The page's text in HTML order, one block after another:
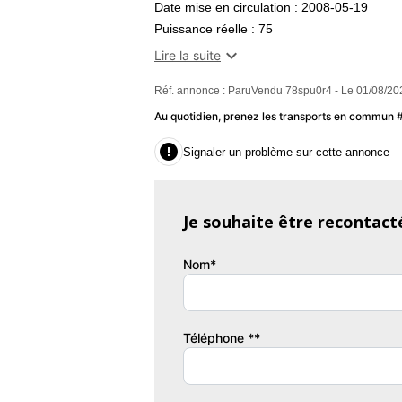
Date mise en circulation : 2008-05-19
Puissance réelle : 75
Puissance fiscale : 4
Consommation moyenne : 4.3
Couleur extérieure : BLEU FONCE
Equipements supplémentaires : 1 Clef
Alarme sonore de non extinction des
airbags, Allume-cigare et cendrier
banquette AR, Calandre chromee,
et AR (reglables en hauteur a l'AV),
pretensionneurs et limiteurs d'effort,
d'effort, Clignotants lateraux
Lire la suite 
Réf. annonce : ParuVendu 78spu0r4 - Le 01/08/
Au quotidien, prenez les transports en commun
 Signaler un problème sur cette annonce
Je souhaite être
Nom*
Téléphone **